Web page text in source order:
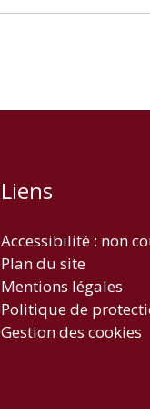
Liens
Accessibilité : non
Plan du site
Mentions légales
Politique de
Gestion des cookies